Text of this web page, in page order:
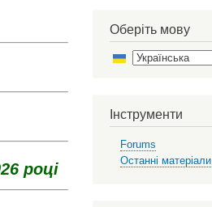
році
Оберіть мову
Інструменти
Forums
Останні матеріали